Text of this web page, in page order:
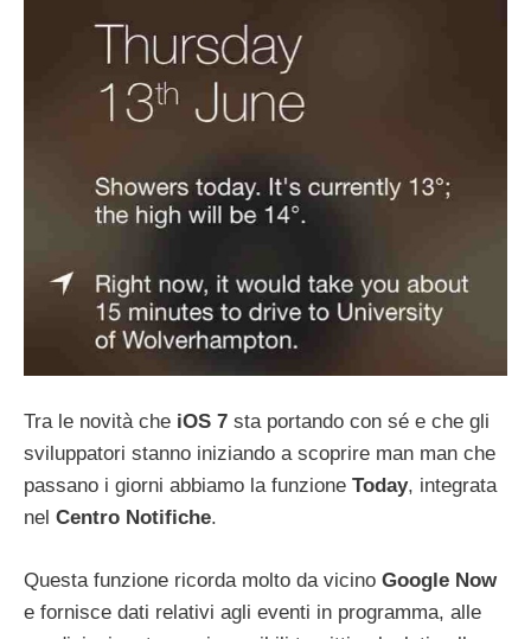
Tra le novità che iOS 7 sta portando con sé e che gli
sviluppatori stanno iniziando a scoprire man man che
passano i giorni abbiamo la funzione Today, integrata
nel Centro Notifiche.
Questa funzione ricorda molto da vicino Google Now
e fornisce dati relativi agli eventi in programma, alle